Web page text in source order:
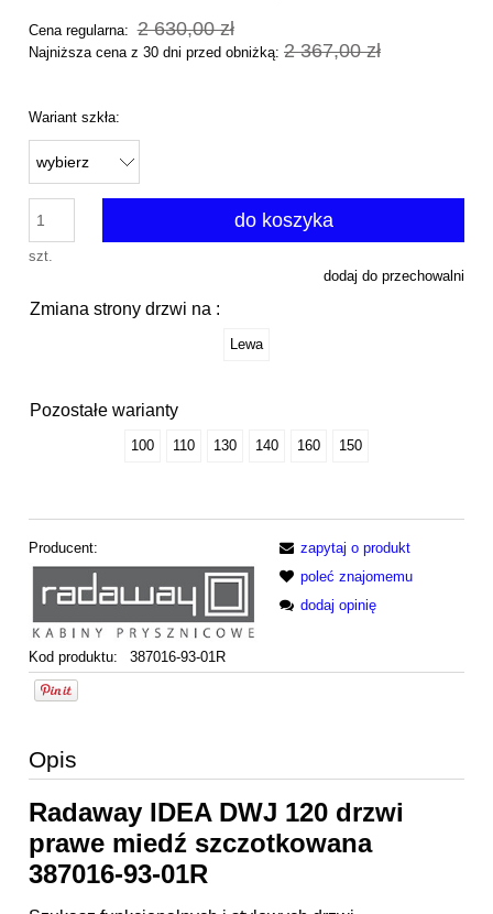
Cena regularna: 2 630,00 zł
Najniższa cena z 30 dni przed obniżką: 2 367,00 zł
Wariant szkła:
szt.
do koszyka
dodaj do przechowalni
Zmiana strony drzwi na :
Lewa
Pozostałe warianty
100 110 130 140 160 150
Producent:
Kod produktu: 387016-93-01R
zapytaj o produkt
poleć znajomemu
dodaj opinię
Opis
Radaway IDEA DWJ 120 drzwi
prawe miedź szczotkowana
387016-93-01R